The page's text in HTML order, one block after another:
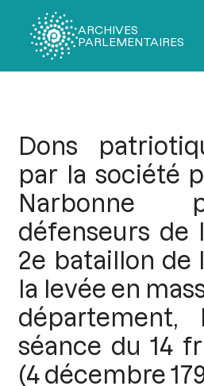
ARCHIVES
PARLEMENTAIRES
Dons
par la société
Narbonne
défenseurs de
2e bataillon de
la levée en
séance du 14
(4 décembre